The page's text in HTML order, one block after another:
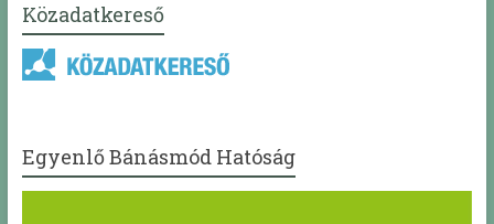
Közadatkereső
Egyenlő Bánásmód Hatóság